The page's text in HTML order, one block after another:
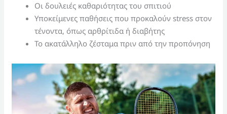
Οι δουλειές καθαριότητας του σπιτιού
Υποκείμενες παθήσεις που προκαλούν stress στον
τένοντα, όπως αρθρίτιδα ή διαβήτης
Το ακατάλληλο ζέσταμα πριν από την προπόνηση